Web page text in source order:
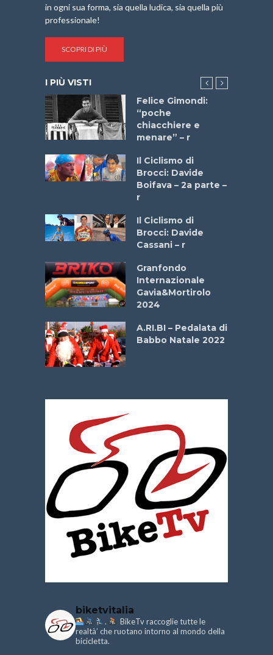
in ogni sua forma, sia quella ludica, sia quella più
professionale!
SCOPRI DI PIÙ
I PIÙ VISTI
Felice Gimondi:
“poche
chiacchiere e
menare” – r
Il Ciclismo di
Brocci: Davide
Boifava – 2a parte –
r
Il Ciclismo di
Brocci: Davide
Cassani – r
Granfondo
Internazionale
Gavia&Mortirolo
2024
A.RI.BI – Pedalata di
Babbo Natale 2022
biketvitalia
.
BikeTv raccoglie tutte le
realtà’ che ruotano intorno al mondo della
bicicletta.